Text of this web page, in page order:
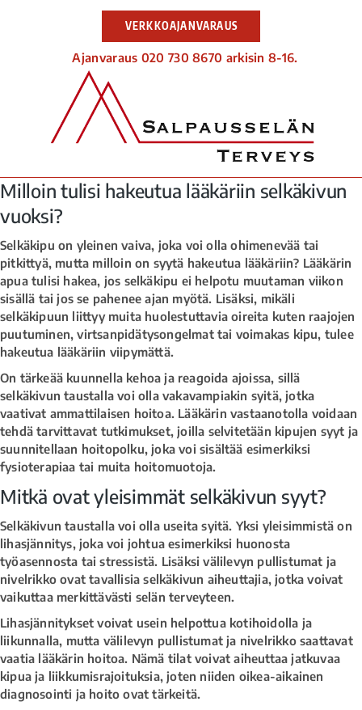
VERKKOAJANVARAUS
Ajanvaraus 020 730 8670 arkisin 8-16.
Milloin tulisi hakeutua lääkäriin selkäkivun
vuoksi?
Selkäkipu on yleinen vaiva, joka voi olla ohimenevää tai
pitkittyä, mutta milloin on syytä hakeutua lääkäriin? Lääkärin
apua tulisi hakea, jos selkäkipu ei helpotu muutaman viikon
sisällä tai jos se pahenee ajan myötä. Lisäksi, mikäli
selkäkipuun liittyy muita huolestuttavia oireita kuten raajojen
puutuminen, virtsanpidätysongelmat tai voimakas kipu, tulee
hakeutua lääkäriin viipymättä.
On tärkeää kuunnella kehoa ja reagoida ajoissa, sillä
selkäkivun taustalla voi olla vakavampiakin syitä, jotka
vaativat ammattilaisen hoitoa. Lääkärin vastaanotolla voidaan
tehdä tarvittavat tutkimukset, joilla selvitetään kipujen syyt ja
suunnitellaan hoitopolku, joka voi sisältää esimerkiksi
fysioterapiaa tai muita hoitomuotoja.
Mitkä ovat yleisimmät selkäkivun syyt?
Selkäkivun taustalla voi olla useita syitä. Yksi yleisimmistä on
lihasjännitys, joka voi johtua esimerkiksi huonosta
työasennosta tai stressistä. Lisäksi välilevyn pullistumat ja
nivelrikko ovat tavallisia selkäkivun aiheuttajia, jotka voivat
vaikuttaa merkittävästi selän terveyteen.
Lihasjännitykset voivat usein helpottua kotihoidolla ja
liikunnalla, mutta välilevyn pullistumat ja nivelrikko saattavat
vaatia lääkärin hoitoa. Nämä tilat voivat aiheuttaa jatkuvaa
kipua ja liikkumisrajoituksia, joten niiden oikea-aikainen
diagnosointi ja hoito ovat tärkeitä.